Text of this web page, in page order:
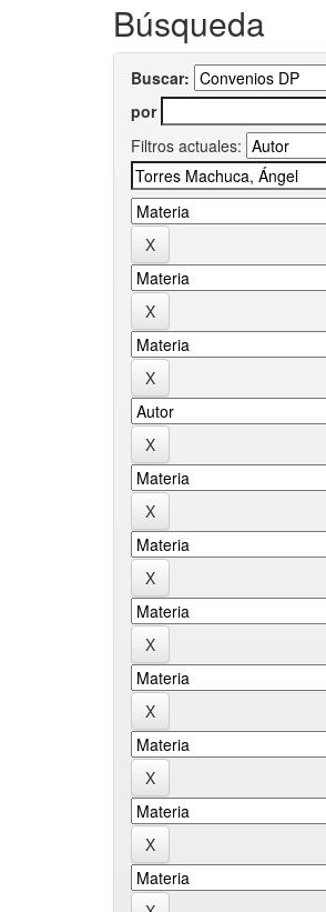
Búsqueda
Buscar:
por
Filtros actuales: